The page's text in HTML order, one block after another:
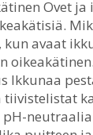
Ovet
avaat
Ikkunaa